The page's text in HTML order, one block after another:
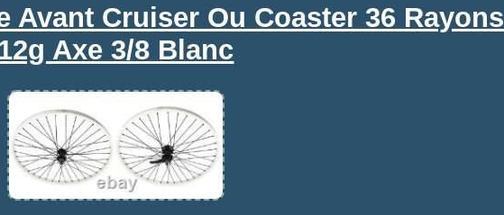
Avant Cruiser Ou Coaster 36 Rayons
12g Axe 3/8 Blanc